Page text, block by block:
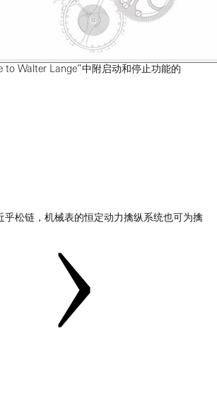
to Walter Lange”中附启动和停止功能的
乎松链，机械表的恒定动力擒纵系统也可为擒